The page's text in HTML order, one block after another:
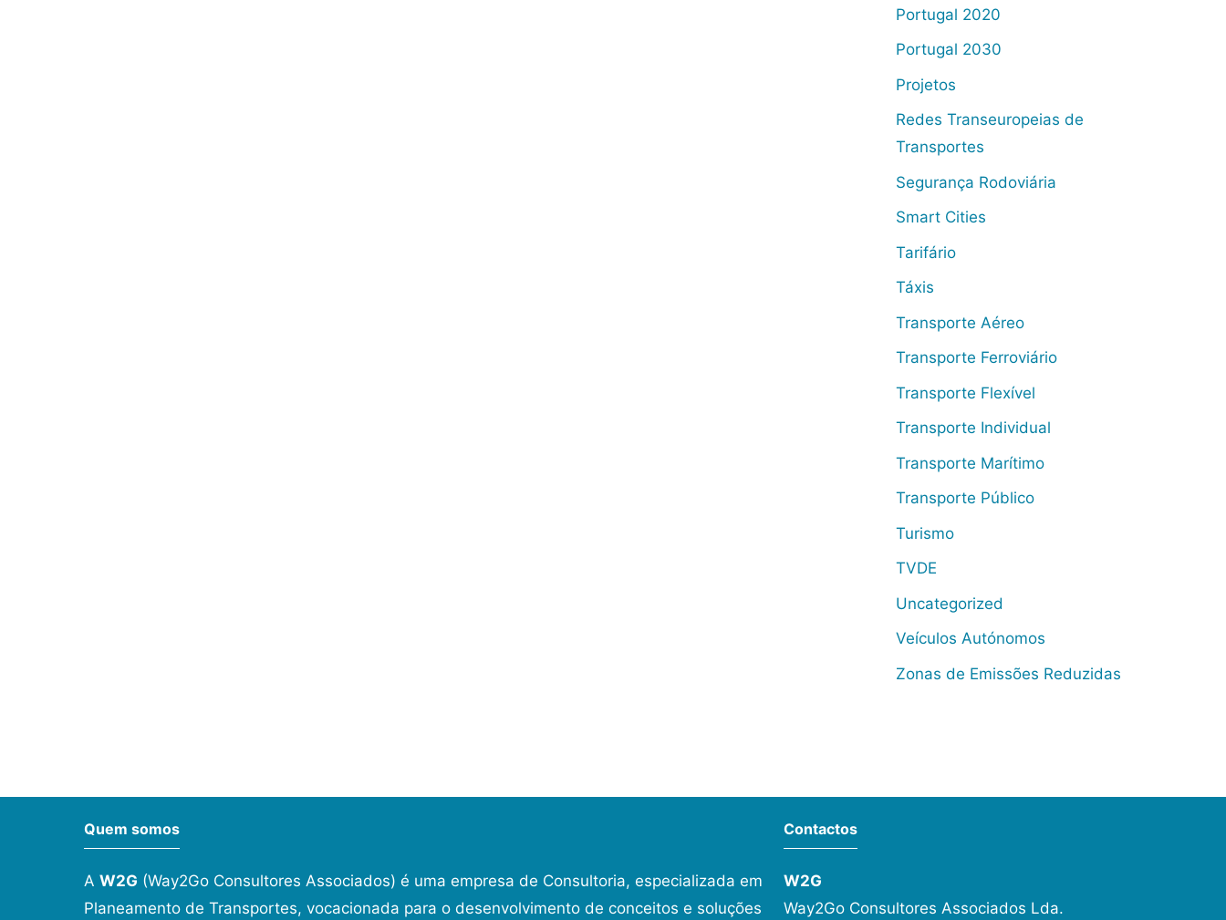
Portugal 2020
Portugal 2030
Projetos
Redes Transeuropeias de
Transportes
Segurança Rodoviária
Smart Cities
Tarifário
Táxis
Transporte Aéreo
Transporte Ferroviário
Transporte Flexível
Transporte Individual
Transporte Marítimo
Transporte Público
Turismo
TVDE
Uncategorized
Veículos Autónomos
Zonas de Emissões Reduzidas
Quem somos
A W2G (Way2Go Consultores Associados) é uma empresa de Consultoria, especializada em
Planeamento de Transportes, vocacionada para o desenvolvimento de conceitos e soluções
Contactos
W2G
Way2Go Consultores Associados Lda.